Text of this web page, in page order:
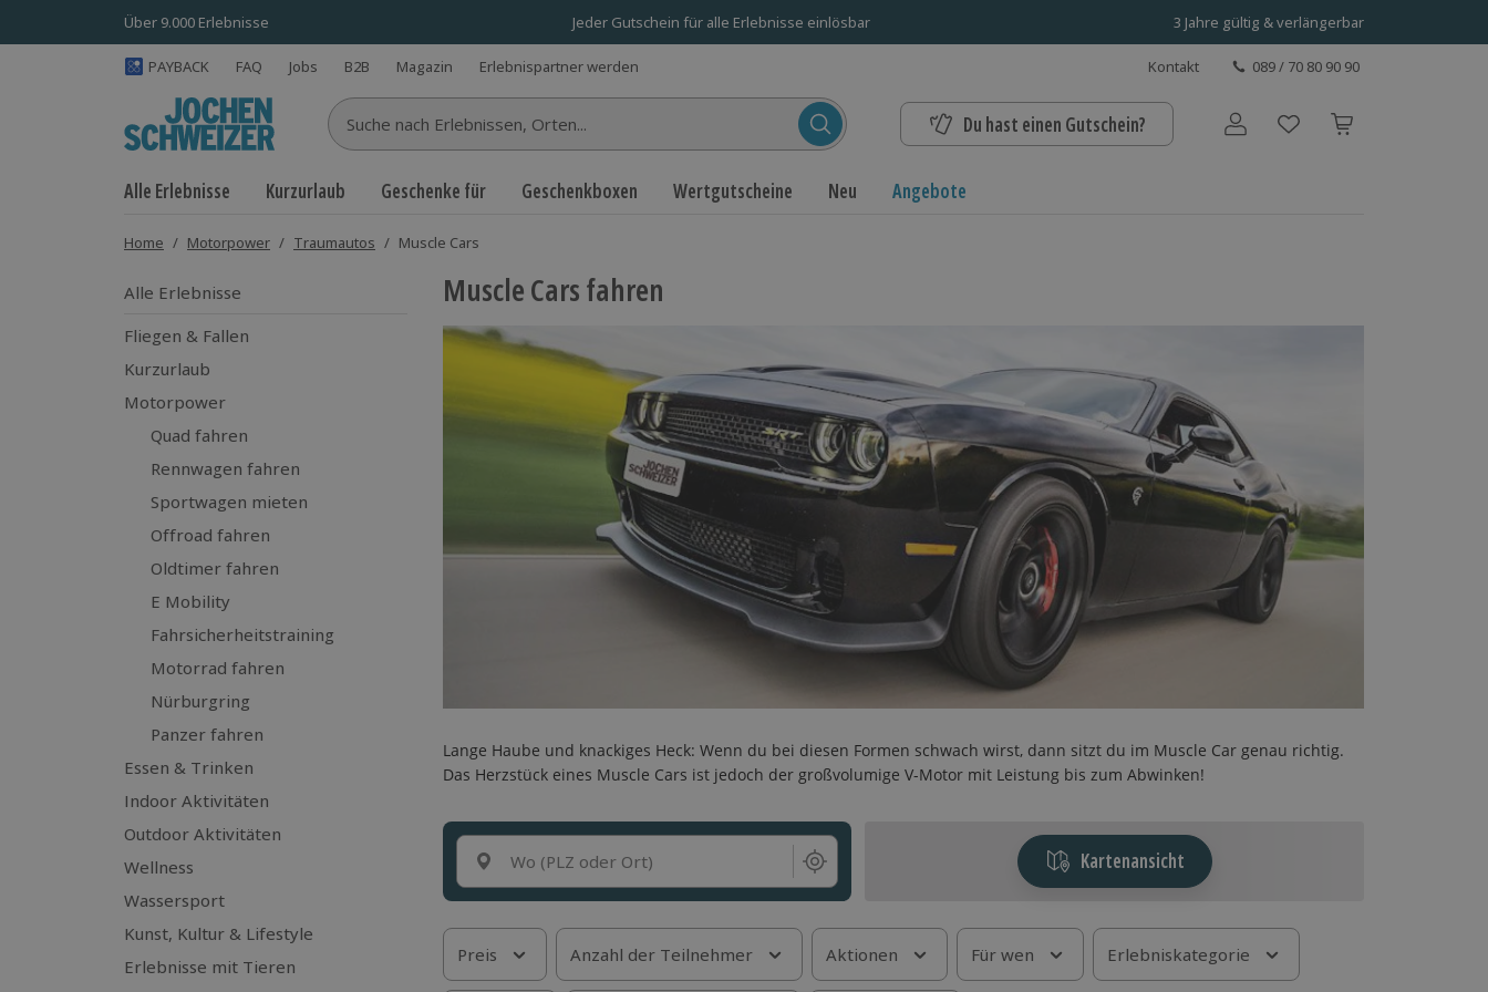
Über 9.000 Erlebnisse Jeder Gutschein für alle Erlebnisse einlösbar 3 Jahre gültig & verlängerbar
PAYBACK FAQ Jobs B2B Magazin Erlebnispartner werden Kontakt 089 / 70 80 90 90
Suche nach Erlebnissen... Du hast einen Gutschein? Benutzerkonto
Alle Erlebnisse Kurzurlaub Geschenke für Geschenkboxen Wertgutscheine Neu Angebote
Home / Motorpower / Traumautos / Muscle Cars
Alle Erlebnisse
Fliegen & Fallen
Kurzurlaub
Motorpower
Quad fahren
Rennwagen fahren
Sportwagen mieten
Offroad fahren
Oldtimer fahren
E Mobility
Fahrsicherheitstraining
Motorrad fahren
Nürburgring
Panzer fahren
Essen & Trinken
Indoor Aktivitäten
Outdoor Aktivitäten
Wellness
Wassersport
Kunst, Kultur & Lifestyle
Erlebnisse mit Tieren
Muscle Cars fahren
Lange Haube und knackiges Heck: Wenn du bei diesen Formen schwach wirst, dann sitzt du im Muscle Car genau richtig.
Das Herzstück eines Muscle Cars ist jedoch der großvolumige V-Motor mit Leistung bis zum Abwinken!
Wo (PLZ oder Ort) Kartenansicht
Preis Anzahl der Teilnehmer Aktionen Für wen Erlebniskategorie